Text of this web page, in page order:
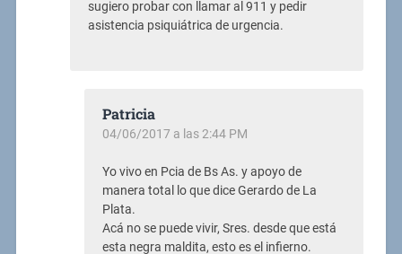
sugiero probar con llamar al 911 y pedir
asistencia psiquiátrica de urgencia.
Patricia
04/06/2017 a las 2:44 PM
Yo vivo en Pcia de Bs As. y apoyo de
manera total lo que dice Gerardo de La
Plata.
Acá no se puede vivir, Sres. desde que está
esta negra maldita, esto es el infierno.